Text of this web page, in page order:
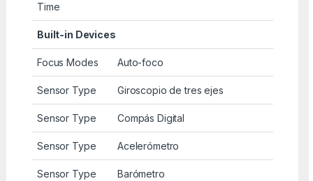
Time
Built-in Devices
Focus Modes Auto-foco
Sensor Type Giroscopio de tres ejes
Sensor Type Compás Digital
Sensor Type Acelerómetro
Sensor Type Barómetro